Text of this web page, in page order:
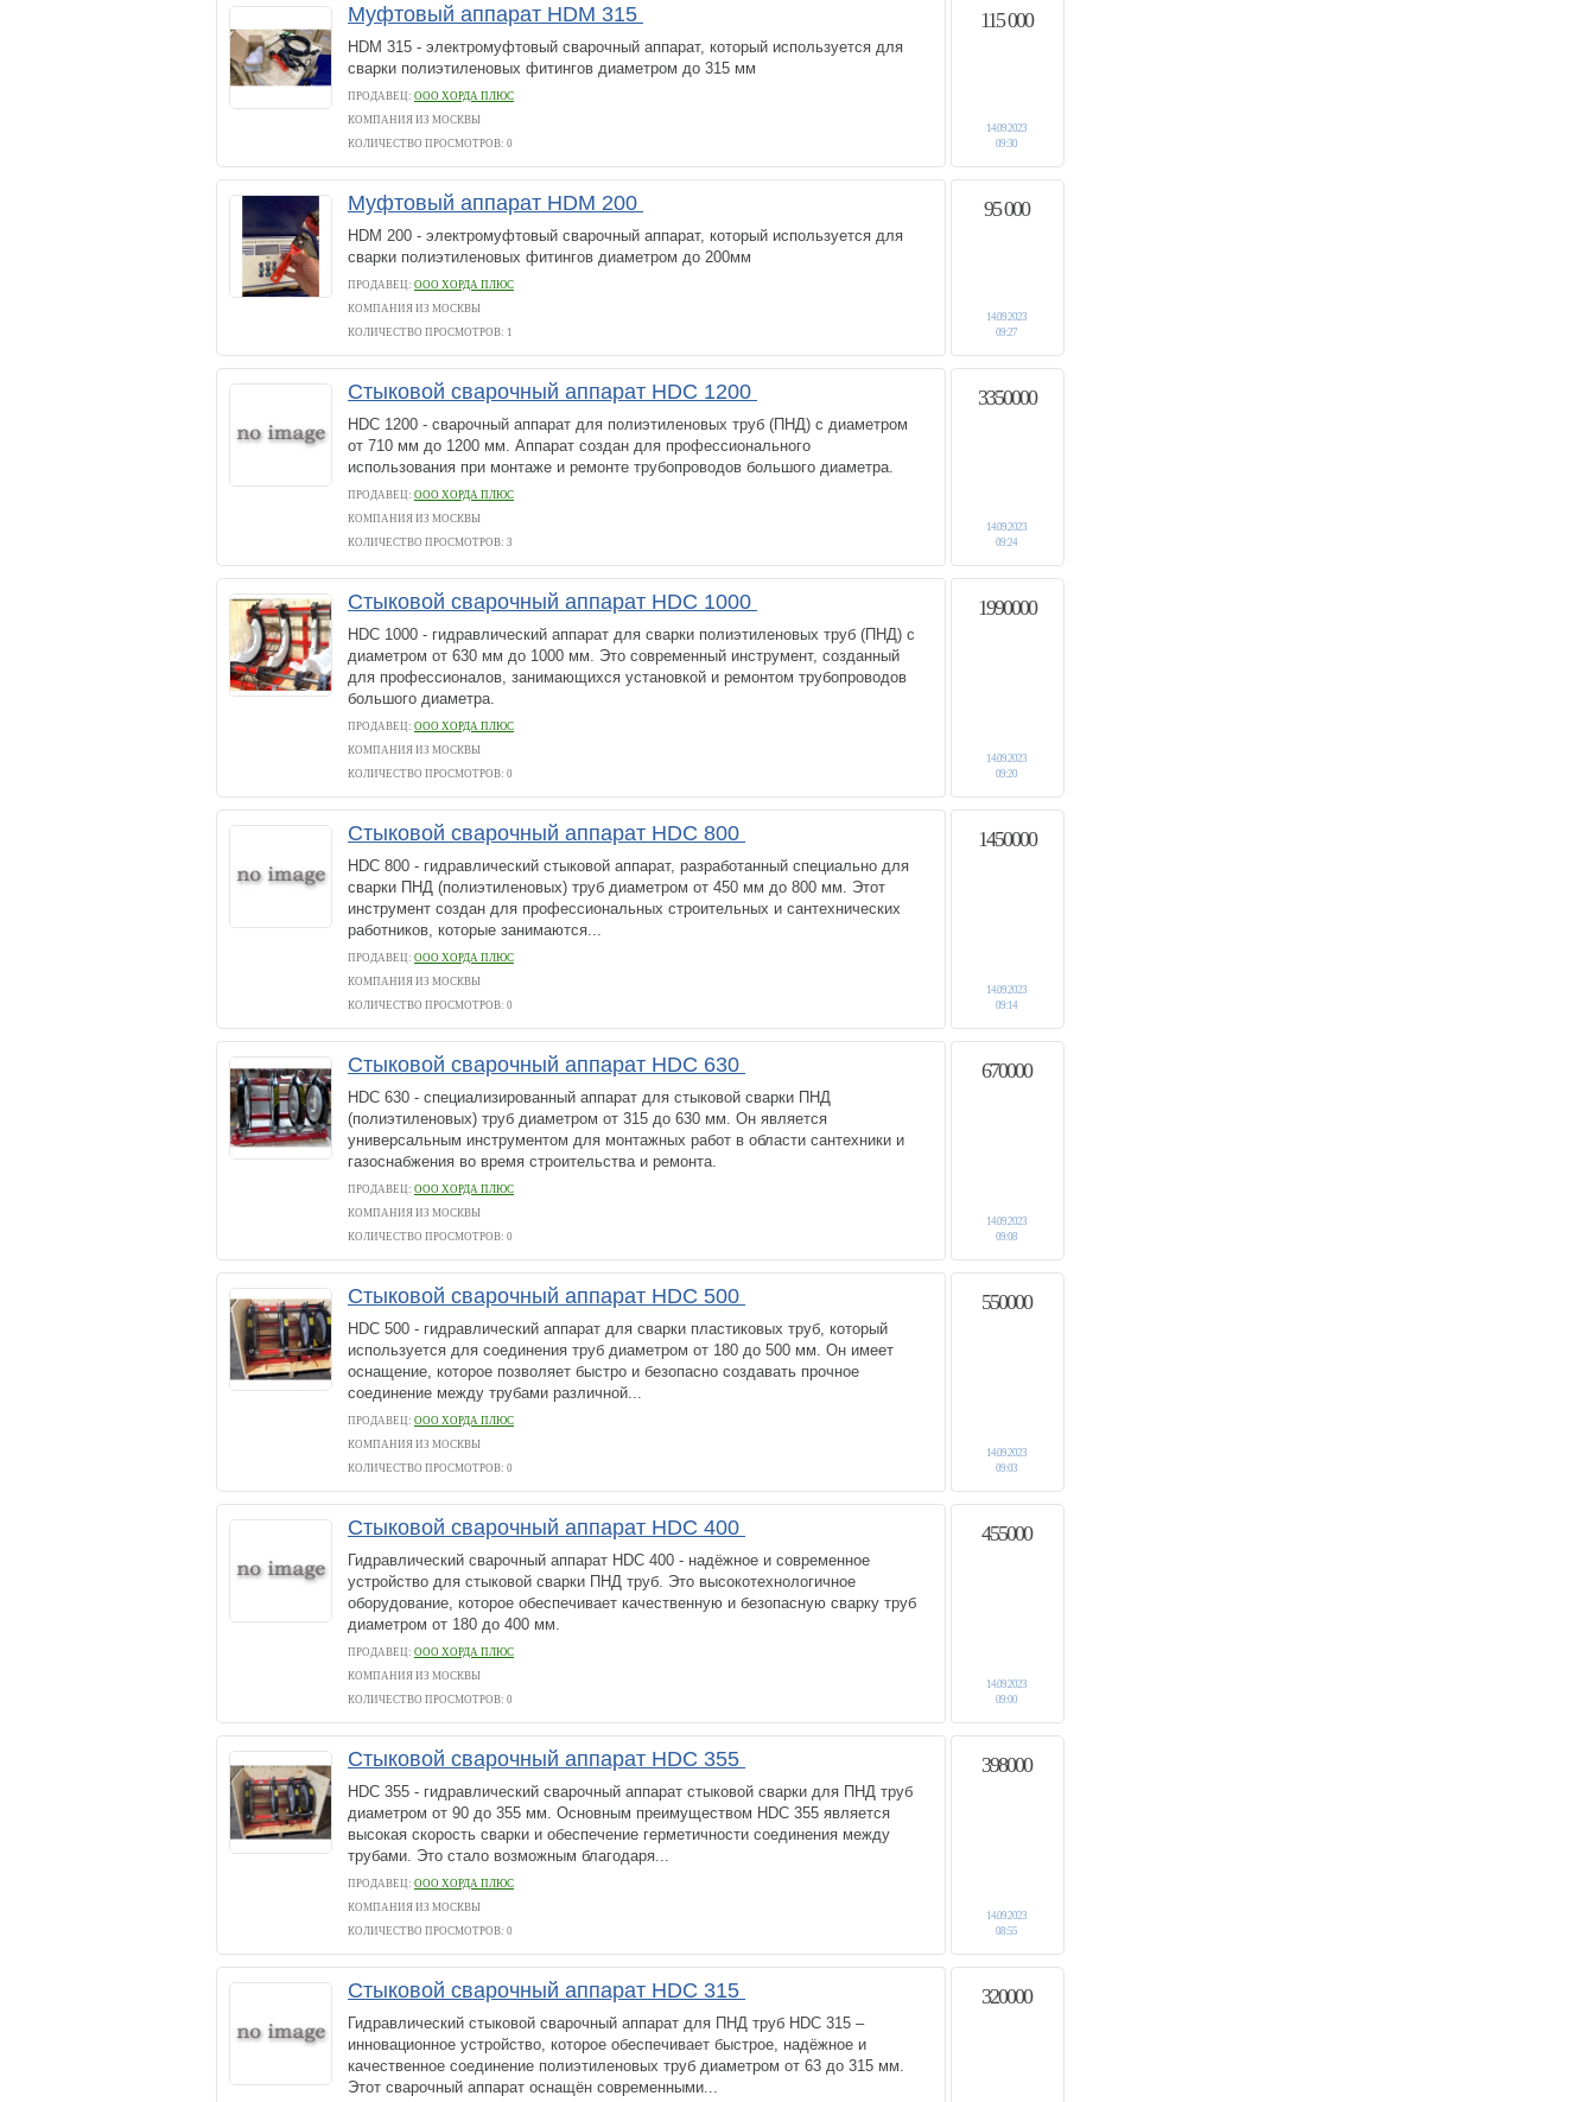
Муфтовый аппарат HDM 315
HDM 315 - электромуфтовый сварочный аппарат, который используется для
сварки полиэтиленовых фитингов диаметром до 315 мм
ПРОДАВЕЦ: ООО ХОРДА ПЛЮС
КОМПАНИЯ ИЗ МОСКВЫ
КОЛИЧЕСТВО ПРОСМОТРОВ: 0
115 000
14.09.2023
09:30
Муфтовый аппарат HDM 200
HDM 200 - электромуфтовый сварочный аппарат, который используется для
сварки полиэтиленовых фитингов диаметром до 200мм
ПРОДАВЕЦ: ООО ХОРДА ПЛЮС
КОМПАНИЯ ИЗ МОСКВЫ
КОЛИЧЕСТВО ПРОСМОТРОВ: 1
95 000
14.09.2023
09:27
Стыковой сварочный аппарат HDC 1200
HDC 1200 - сварочный аппарат для полиэтиленовых труб (ПНД) с диаметром
от 710 мм до 1200 мм. Аппарат создан для профессионального
использования при монтаже и ремонте трубопроводов большого диаметра.
ПРОДАВЕЦ: ООО ХОРДА ПЛЮС
КОМПАНИЯ ИЗ МОСКВЫ
КОЛИЧЕСТВО ПРОСМОТРОВ: 3
3350000
14.09.2023
09:24
Стыковой сварочный аппарат HDC 1000
HDC 1000 - гидравлический аппарат для сварки полиэтиленовых труб (ПНД) с
диаметром от 630 мм до 1000 мм. Это современный инструмент, созданный
для профессионалов, занимающихся установкой и ремонтом трубопроводов
большого диаметра.
ПРОДАВЕЦ: ООО ХОРДА ПЛЮС
КОМПАНИЯ ИЗ МОСКВЫ
КОЛИЧЕСТВО ПРОСМОТРОВ: 0
1990000
14.09.2023
09:20
Стыковой сварочный аппарат HDC 800
HDC 800 - гидравлический стыковой аппарат, разработанный специально для
сварки ПНД (полиэтиленовых) труб диаметром от 450 мм до 800 мм. Этот
инструмент создан для профессиональных строительных и сантехнических
работников, которые занимаются...
ПРОДАВЕЦ: ООО ХОРДА ПЛЮС
КОМПАНИЯ ИЗ МОСКВЫ
КОЛИЧЕСТВО ПРОСМОТРОВ: 0
1450000
14.09.2023
09:14
Стыковой сварочный аппарат HDC 630
HDC 630 - специализированный аппарат для стыковой сварки ПНД
(полиэтиленовых) труб диаметром от 315 до 630 мм. Он является
универсальным инструментом для монтажных работ в области сантехники и
газоснабжения во время строительства и ремонта.
ПРОДАВЕЦ: ООО ХОРДА ПЛЮС
КОМПАНИЯ ИЗ МОСКВЫ
КОЛИЧЕСТВО ПРОСМОТРОВ: 0
670000
14.09.2023
09:08
Стыковой сварочный аппарат HDC 500
HDC 500 - гидравлический аппарат для сварки пластиковых труб, который
используется для соединения труб диаметром от 180 до 500 мм. Он имеет
оснащение, которое позволяет быстро и безопасно создавать прочное
соединение между трубами различной...
ПРОДАВЕЦ: ООО ХОРДА ПЛЮС
КОМПАНИЯ ИЗ МОСКВЫ
КОЛИЧЕСТВО ПРОСМОТРОВ: 0
550000
14.09.2023
09:03
Стыковой сварочный аппарат HDC 400
Гидравлический сварочный аппарат HDC 400 - надёжное и современное
устройство для стыковой сварки ПНД труб. Это высокотехнологичное
оборудование, которое обеспечивает качественную и безопасную сварку труб
диаметром от 180 до 400 мм.
ПРОДАВЕЦ: ООО ХОРДА ПЛЮС
КОМПАНИЯ ИЗ МОСКВЫ
КОЛИЧЕСТВО ПРОСМОТРОВ: 0
455000
14.09.2023
09:00
Стыковой сварочный аппарат HDC 355
HDC 355 - гидравлический сварочный аппарат стыковой сварки для ПНД труб
диаметром от 90 до 355 мм. Основным преимуществом HDC 355 является
высокая скорость сварки и обеспечение герметичности соединения между
трубами. Это стало возможным благодаря...
ПРОДАВЕЦ: ООО ХОРДА ПЛЮС
КОМПАНИЯ ИЗ МОСКВЫ
КОЛИЧЕСТВО ПРОСМОТРОВ: 0
398000
14.09.2023
08:55
Стыковой сварочный аппарат HDC 315
Гидравлический стыковой сварочный аппарат для ПНД труб HDC 315 –
инновационное устройство, которое обеспечивает быстрое, надёжное и
качественное соединение полиэтиленовых труб диаметром от 63 до 315 мм.
Этот сварочный аппарат оснащён современными...
320000